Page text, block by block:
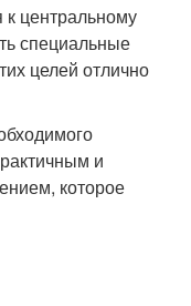
центральному
специальные
целей отлично
и
которое